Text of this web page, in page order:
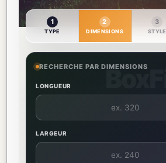
1
TYPE
2
DIMENSIONS
3
STYLE
RECHERCHE PAR DIMENSIONS
LONGUEUR
LARGEUR